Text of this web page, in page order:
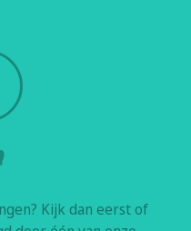
Kijk dan eerst of